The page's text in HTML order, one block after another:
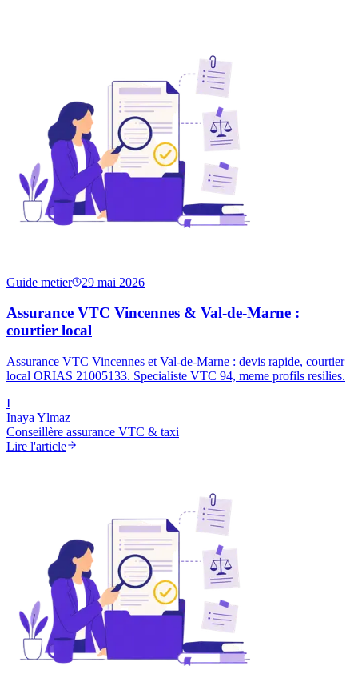
Guide metier 29 mai 2026
Assurance VTC Vincennes & Val-de-Marne :
courtier local
Assurance VTC Vincennes et Val-de-Marne : devis rapide, courtier
local ORIAS 21005133. Specialiste VTC 94, meme profils resilies.
I
Inaya Ylmaz
Conseillère assurance VTC & taxi
Lire l'article